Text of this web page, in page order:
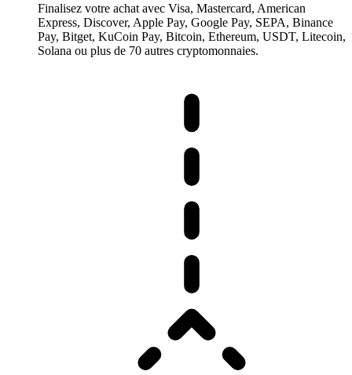
Finalisez votre achat avec Visa, Mastercard, American
Express, Discover, Apple Pay, Google Pay, SEPA, Binance
Pay, Bitget, KuCoin Pay, Bitcoin, Ethereum, USDT, Litecoin,
Solana ou plus de 70 autres cryptomonnaies.